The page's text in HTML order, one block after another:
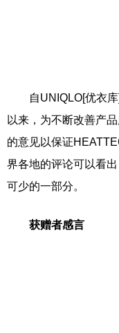
自UNIQLO[优衣库]
以来，为不断改善产
的意见以保证
界各地的评论可以看
可少的一部分。
获赠者感言